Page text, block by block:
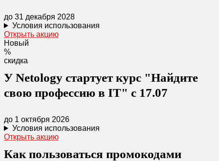
до 31 декабря 2028
Условия использования
Открыть акцию
Новый
%
скидка
У Netology стартует курс "Найдите
свою профессию в IT" с 17.07
до 1 октября 2026
Условия использования
Открыть акцию
Как пользоваться промокодами